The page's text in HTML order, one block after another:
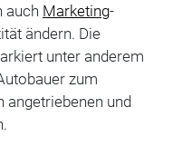
auch Marketing-
ändern. Die
unter anderem
zum
und